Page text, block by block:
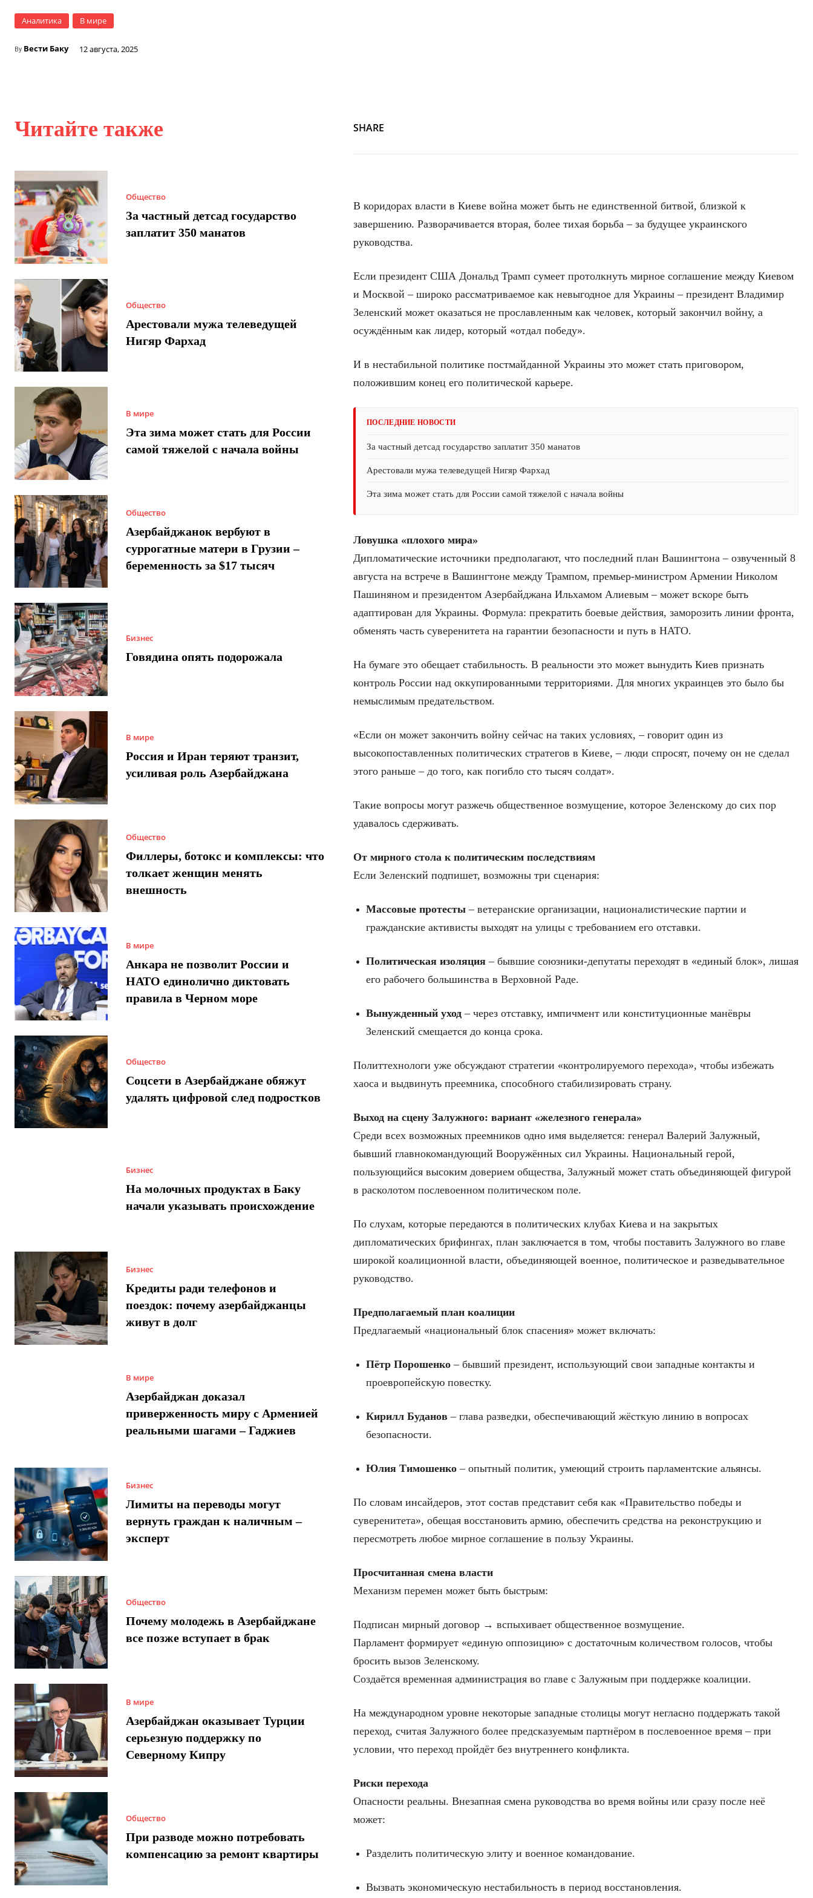
Аналитика В мире
By Вести Баку 12 августа, 2025
Читайте также
Общество
За частный детсад государство
заплатит 350 манатов
Общество
Арестовали мужа телеведущей
Нигяр Фархад
В мире
Эта зима может стать для России
самой тяжелой с начала войны
Общество
Азербайджанок вербуют в
суррогатные матери в Грузии –
беременность за $17 тысяч
Бизнес
Говядина опять подорожала
В мире
Россия и Иран теряют транзит,
усиливая роль Азербайджана
Общество
Филлеры, ботокс и комплексы: что
толкает женщин менять
внешность
В мире
Анкара не позволит России и
НАТО единолично диктовать
правила в Черном море
Общество
Соцсети в Азербайджане обяжут
удалять цифровой след подростков
Бизнес
На молочных продуктах в Баку
начали указывать происхождение
Бизнес
Кредиты ради телефонов и
поездок: почему азербайджанцы
живут в долг
В мире
Азербайджан доказал
приверженность миру с Арменией
реальными шагами – Гаджиев
Бизнес
Лимиты на переводы могут
вернуть граждан к наличным –
эксперт
Общество
Почему молодежь в Азербайджане
все позже вступает в брак
В мире
Азербайджан оказывает Турции
серьезную поддержку по
Северному Кипру
Общество
При разводе можно потребовать
компенсацию за ремонт квартиры
SHARE
В коридорах власти в Киеве война может быть не единственной битвой, близкой к
завершению. Разворачивается вторая, более тихая борьба – за будущее украинского
руководства.
Если президент США Дональд Трамп сумеет протолкнуть мирное соглашение между Киевом
и Москвой – широко рассматриваемое как невыгодное для Украины – президент Владимир
Зеленский может оказаться не прославленным как человек, который закончил войну, а
осуждённым как лидер, который «отдал победу».
И в нестабильной политике постмайданной Украины это может стать приговором,
положившим конец его политической карьере.
ПОСЛЕДНИЕ НОВОСТИ
За частный детсад государство заплатит 350 манатов
Арестовали мужа телеведущей Нигяр Фархад
Эта зима может стать для России самой тяжелой с начала войны
Ловушка «плохого мира»
Дипломатические источники предполагают, что последний план Вашингтона – озвученный 8
августа на встрече в Вашингтоне между Трампом, премьер-министром Армении Николом
Пашиняном и президентом Азербайджана Ильхамом Алиевым – может вскоре быть
адаптирован для Украины. Формула: прекратить боевые действия, заморозить линии фронта,
обменять часть суверенитета на гарантии безопасности и путь в НАТО.
На бумаге это обещает стабильность. В реальности это может вынудить Киев признать
контроль России над оккупированными территориями. Для многих украинцев это было бы
немыслимым предательством.
«Если он может закончить войну сейчас на таких условиях, – говорит один из
высокопоставленных политических стратегов в Киеве, – люди спросят, почему он не сделал
этого раньше – до того, как погибло сто тысяч солдат».
Такие вопросы могут разжечь общественное возмущение, которое Зеленскому до сих пор
удавалось сдерживать.
От мирного стола к политическим последствиям
Если Зеленский подпишет, возможны три сценария:
Массовые протесты – ветеранские организации, националистические партии и
гражданские активисты выходят на улицы с требованием его отставки.
Политическая изоляция – бывшие союзники-депутаты переходят в «единый блок», лишая
его рабочего большинства в Верховной Раде.
Вынужденный уход – через отставку, импичмент или конституционные манёвры
Зеленский смещается до конца срока.
Политтехнологи уже обсуждают стратегии «контролируемого перехода», чтобы избежать
хаоса и выдвинуть преемника, способного стабилизировать страну.
Выход на сцену Залужного: вариант «железного генерала»
Среди всех возможных преемников одно имя выделяется: генерал Валерий Залужный,
бывший главнокомандующий Вооружённых сил Украины. Национальный герой,
пользующийся высоким доверием общества, Залужный может стать объединяющей фигурой
в расколотом послевоенном политическом поле.
По слухам, которые передаются в политических клубах Киева и на закрытых
дипломатических брифингах, план заключается в том, чтобы поставить Залужного во главе
широкой коалиционной власти, объединяющей военное, политическое и разведывательное
руководство.
Предполагаемый план коалиции
Предлагаемый «национальный блок спасения» может включать:
Пётр Порошенко – бывший президент, использующий свои западные контакты и
проевропейскую повестку.
Кирилл Буданов – глава разведки, обеспечивающий жёсткую линию в вопросах
безопасности.
Юлия Тимошенко – опытный политик, умеющий строить парламентские альянсы.
По словам инсайдеров, этот состав представит себя как «Правительство победы и
суверенитета», обещая восстановить армию, обеспечить средства на реконструкцию и
пересмотреть любое мирное соглашение в пользу Украины.
Просчитанная смена власти
Механизм перемен может быть быстрым:
Подписан мирный договор → вспыхивает общественное возмущение.
Парламент формирует «единую оппозицию» с достаточным количеством голосов, чтобы
бросить вызов Зеленскому.
Создаётся временная администрация во главе с Залужным при поддержке коалиции.
На международном уровне некоторые западные столицы могут негласно поддержать такой
переход, считая Залужного более предсказуемым партнёром в послевоенное время – при
условии, что переход пройдёт без внутреннего конфликта.
Риски перехода
Опасности реальны. Внезапная смена руководства во время войны или сразу после неё
может:
Разделить политическую элиту и военное командование.
Вызвать экономическую нестабильность в период восстановления.